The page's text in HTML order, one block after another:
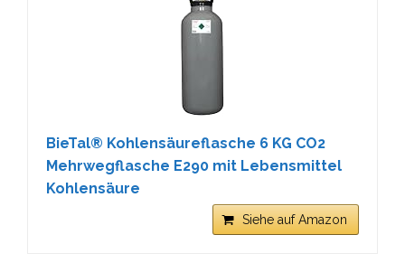
BieTal® Kohlensäureflasche 6 KG CO2
Mehrwegflasche E290 mit Lebensmittel
Kohlensäure
Siehe auf Amazon